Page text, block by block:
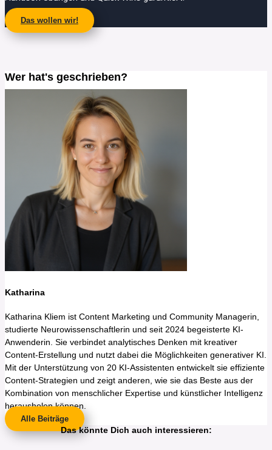
Das wollen wir!
Wer hat's geschrieben?
Katharina
Katharina Kliem ist Content Marketing und Community Managerin,
studierte Neurowissenschaftlerin und seit 2024 begeisterte KI-
Anwenderin. Sie verbindet analytisches Denken mit kreativer
Content-Erstellung und nutzt dabei die Möglichkeiten generativer KI.
Mit der Unterstützung von 20 KI-Assistenten entwickelt sie effiziente
Content-Strategien und zeigt anderen, wie sie das Beste aus der
Kombination von menschlicher Expertise und künstlicher Intelligenz
herausholen können.
Alle Beiträge
Das könnte Dich auch interessieren: